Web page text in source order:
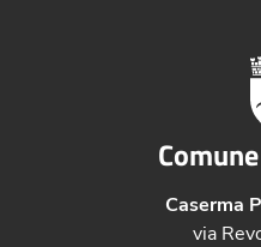
Caserma
via